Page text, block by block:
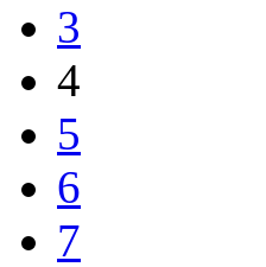
3
4
5
6
7